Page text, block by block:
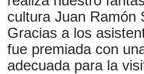
cultura Juan Ramón
Gracias a los
fue premiada con
adecuada para la